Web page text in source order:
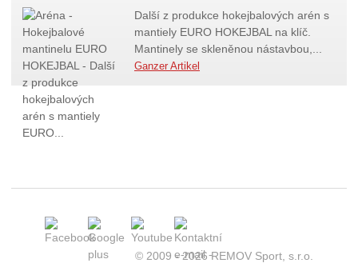
Další z produkce hokejbalových arén s
mantiely EURO HOKEJBAL na klíč.
Mantinely se skleněnou nástavbou,...
Ganzer Artikel
© 2009 - 2026 REMOV Sport, s.r.o.